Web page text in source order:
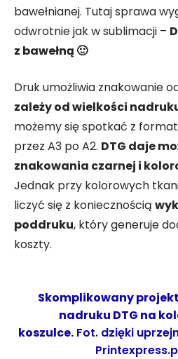
bawełnianej. Tutaj sprawa
odwrotnie jak w sublimacji –
z bawełną 🙂
Druk umożliwia znakowanie
zależy od wielkości
możemy się spotkać z
przez A3 po A2. DTG daje
znakowania czarnej i
Jednak przy kolorowych
liczyć się z koniecznością
poddruku, który generuje
koszty.
Skomplikowany
nadruku DTG na
koszulce.Fot. dzięki